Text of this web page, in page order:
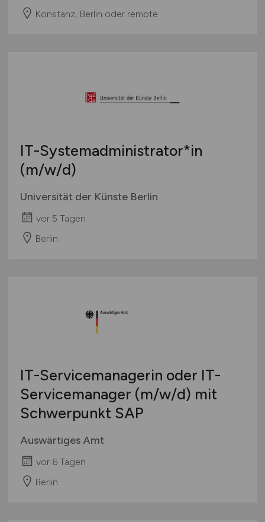
Konstanz, Berlin oder remote
IT-Systemadministrator*in
(m/w/d)
Universität der Künste Berlin
vor 5 Tagen
Berlin
IT-Servicemanagerin oder IT-
Servicemanager (m/w/d) mit
Schwerpunkt SAP
Auswärtiges Amt
vor 6 Tagen
Berlin